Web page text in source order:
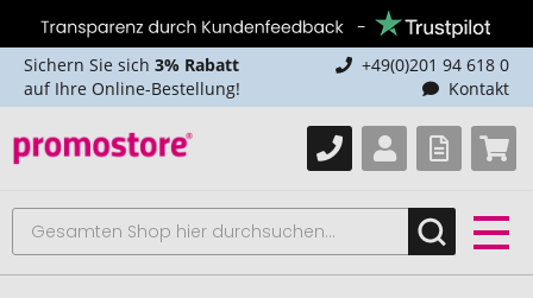
Sichern Sie sich 3% Rabatt
auf Ihre Online-Bestellung!
+49(0)201 94 618 0
Kontakt